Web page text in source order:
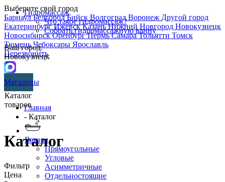
Выберите свой город
БарнаулБелгородБийск ВолгоградВоронеж Другой город
ЕкатеринбургИжевскКазаньНижний Новгород Новокузнецк
НовосибирскОренбургПермьСамараТольятти Томск
ТюменьЧебоксары Ярославль
Перезвонить
Гидромассаж
Что такое гидромассаж?
Собрать гидромассажную ванну
Ваш город:
Новокузнецк
Магазины
Каталог
товаров
Ванны
Прямоугольные
Угловые
Асимметричные
Отдельностоящие
Главная
- Каталог
Каталог
Фильтр
Цена